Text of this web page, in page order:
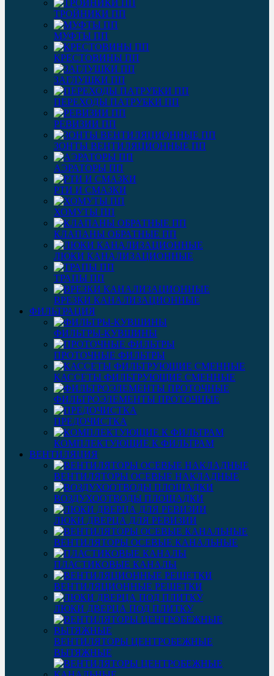
ТРОЙНИКИ ПП
МУФТЫ ПП
КРЕСТОВИНЫ ПП
ЗАГЛУШКИ ПП
ПЕРЕХОДЫ ПАТРУБКИ ПП
РЕВИЗИИ ПП
ЗОНТЫ ВЕНТИЛЯЦИОННЫЕ ПП
АЭРАТОРЫ ПП
РТИ И СМАЗКИ
ХОМУТЫ ПП
КЛАПАНЫ ОБРАТНЫЕ ПП
ЛЮКИ КАНАЛИЗАЦИОННЫЕ
ТРАПЫ ПП
ВРЕЗКИ КАНАЛИЗАЦИОННЫЕ
ФИЛЬТРАЦИЯ
ФИЛЬТРЫ-КУВШИНЫ
ПРОТОЧНЫЕ ФИЛЬТРЫ
КАССЕТЫ ФИЛЬТРУЮЩИЕ СМЕННЫЕ
ФИЛЬТРОЭЛЕМЕНТЫ ПРОТОЧНЫЕ
ПРЕДОЧИСТКА
КОМПЛЕКТУЮЩИЕ К ФИЛЬТРАМ
ВЕНТИЛЯЦИЯ
ВЕНТИЛЯТОРЫ ОСЕВЫЕ НАКЛАДНЫЕ
ВОЗДУХООТВОДЫ ПЛОЩАДКИ
ЛЮКИ ДВЕРЦА ДЛЯ РЕВИЗИИ
ВЕНТИЛЯТОРЫ ОСЕВЫЕ КАНАЛЬНЫЕ
ПЛАСТИКОВЫЕ КАНАЛЫ
ВЕНТИЛЯЦИОННЫЕ РЕШЕТКИ
ЛЮКИ ДВЕРЦА ПОД ПЛИТКУ
ВЕНТИЛЯТОРЫ ЦЕНТРОБЕЖНЫЕ
ВЫТЯЖНЫЕ